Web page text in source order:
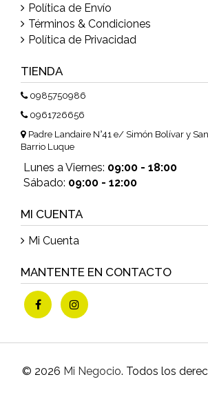
Política de Envío
Términos & Condiciones
Política de Privacidad
TIENDA
0985750986
0961726656
Padre Landaire N°41 e/ Simón Bolívar y
Barrio Luque
Lunes a Viernes: 09:00 - 18:00
Sábado: 09:00 - 12:00
MI CUENTA
Mi Cuenta
MANTENTE EN CONTACTO
© 2026 Mi Negocio. Todos los